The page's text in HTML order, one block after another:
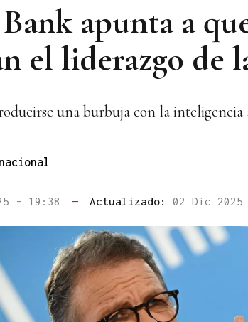
apunta a
el liderazgo de
una burbuja con la
- 19:38 — Actualizado: 02 Dic